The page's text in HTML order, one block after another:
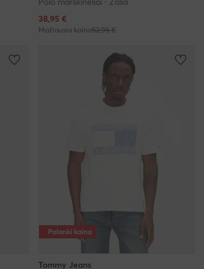
Dabartinė kaina
38,95 €
Mažiausia kaina52,95 €
Palanki kaina
Tommy Jeans